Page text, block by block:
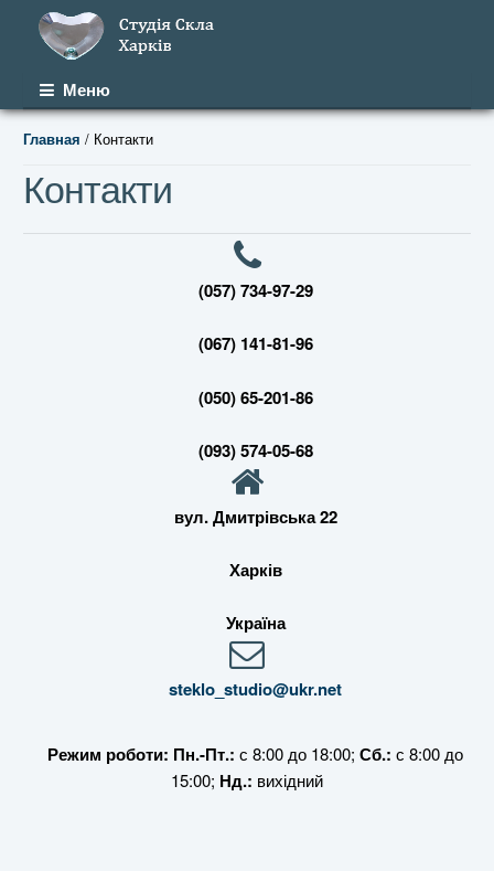
Перейти к навигации
Перейти к содержимому
Меню
Главная / Контакти
Контакти
(057) 734-97-29
(067) 141-81-96
(050) 65-201-86
(093) 574-05-68
вул. Дмитрівська 22
Харків
Україна
steklo_studio@ukr.net
Режим роботи: Пн.-Пт.: с 8:00 до 18:00; Сб.: с 8:00 до
15:00; Нд.: вихідний